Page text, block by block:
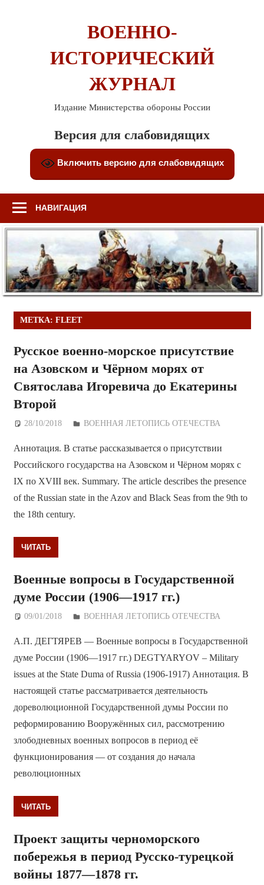
ВОЕННО-
ИСТОРИЧЕСКИЙ
ЖУРНАЛ
Издание Министерства обороны России
Версия для слабовидящих
Включить версию для слабовидящих
НАВИГАЦИЯ
МЕТКА: FLEET
Русское военно-морское присутствие
на Азовском и Чёрном морях от
Святослава Игоревича до Екатерины
Второй
28/10/2018 Дежурный по Редакции
ВОЕННАЯ ЛЕТОПИСЬ ОТЕЧЕСТВА
Аннотация. В статье рассказывается о присутствии
Российского государства на Азовском и Чёрном морях с
IX по XVIII век. Summary. The article describes the presence
of the Russian state in the Azov and Black Seas from the 9th to
the 18th century.
ЧИТАТЬ
Военные вопросы в Государственной
думе России (1906—1917 гг.)
09/01/2018 Дежурный по Редакции
ВОЕННАЯ ЛЕТОПИСЬ ОТЕЧЕСТВА
А.П. ДЕГТЯРЕВ — Военные вопросы в Государственной
думе России (1906—1917 гг.) DEGTYARYOV – Military
issues at the State Duma of Russia (1906-1917) Аннотация. В
настоящей статье рассматривается деятельность
дореволюционной Государственной думы России по
реформированию Вооружённых сил, рассмотрению
злободневных военных вопросов в период её
функционирования — от создания до начала
революционных
ЧИТАТЬ
Проект защиты черноморского
побережья в период Русско-турецкой
войны 1877—1878 гг.